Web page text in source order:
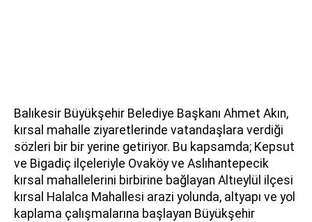
Balıkesir Büyükşehir Belediye Başkanı Ahmet Akın,
kırsal mahalle ziyaretlerinde vatandaşlara verdiği
sözleri bir bir yerine getiriyor. Bu kapsamda; Kepsut
ve Bigadiç ilçeleriyle Ovaköy ve Aslıhantepecik
kırsal mahallelerini birbirine bağlayan Altıeylül ilçesi
kırsal Halalca Mahallesi arazi yolunda, altyapı ve yol
kaplama çalışmalarına başlayan Büyükşehir